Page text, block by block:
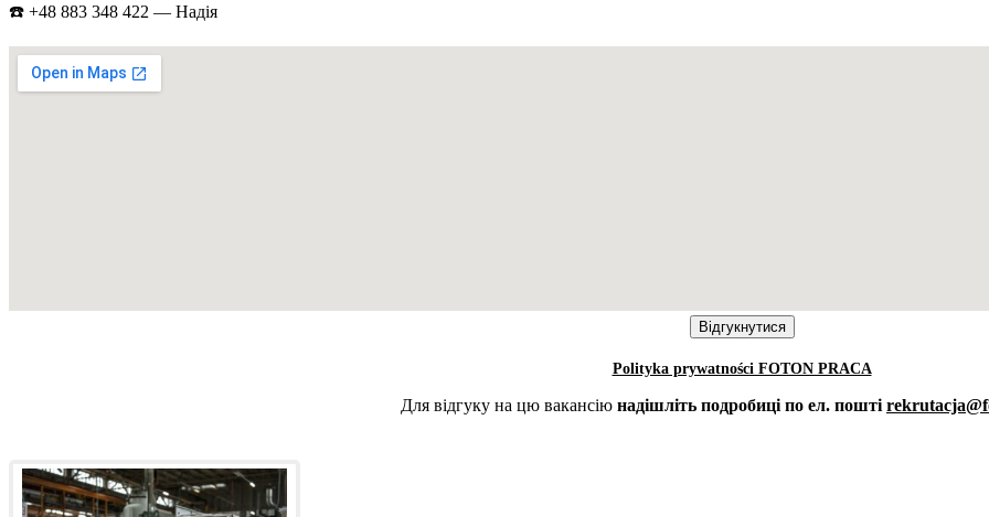
☎️ +48 883 348 422 — Надія
Polityka prywatności FOTON PRACA
Для відгуку на цю вакансію надішліть подробиці по ел. пошті